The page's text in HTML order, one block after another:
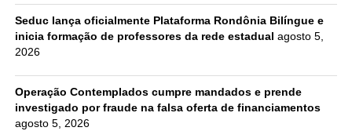
Seduc lança oficialmente Plataforma Rondônia Bilíngue e
inicia formação de professores da rede estadual agosto 5,
2026
Operação Contemplados cumpre mandados e prende
investigado por fraude na falsa oferta de financiamentos
agosto 5, 2026